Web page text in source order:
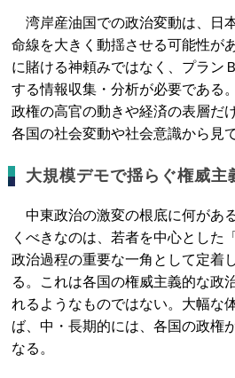
湾岸産油国での政治変動は、日
命線を大きく動揺させる可能性が
に賭ける神頼みではなく、プラン
する情報収集・分析が必要である
政権の高官の動きや経済の表層だ
各国の社会変動や社会意識から見
大規模デモで揺らぐ権威主
中東政治の激変の根底に何があ
くべきなのは、若者を中心とした
政治過程の重要な一角として定着
る。これは各国の権威主義的な政
れるようなものではない。大幅な
ば、中・長期的には、各国の政権
なる。